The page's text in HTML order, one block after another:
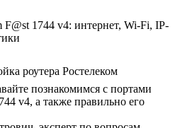
роутера Ростелеком
познакомимся с портами
v4, а также правильно его